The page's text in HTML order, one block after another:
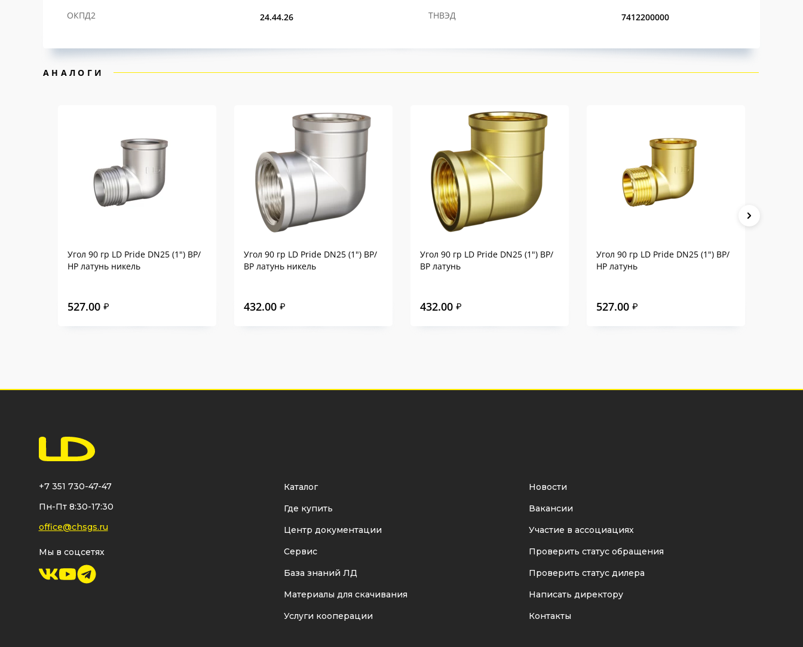
ОКПД2 24.44.26 ТНВЭД 7412200000
АНАЛОГИ
Угол 90 гр LD Pride DN25 (1") ВР/
НР латунь никель
527.00 ₽
Угол 90 гр LD Pride DN25 (1") ВР/
ВР латунь никель
432.00 ₽
Угол 90 гр LD Pride DN25 (1") ВР/
ВР латунь
432.00 ₽
Угол 90 гр LD Pride DN25 (1") ВР/
НР латунь
527.00 ₽
+7 351 730-47-47
Пн-Пт 8:30-17:30
office@chsgs.ru
Мы в соцсетях
Каталог
Где купить
Центр документации
Сервис
База знаний ЛД
Материалы для скачивания
Услуги кооперации
Новости
Вакансии
Участие в ассоциациях
Проверить статус обращения
Проверить статус дилера
Написать директору
Контакты